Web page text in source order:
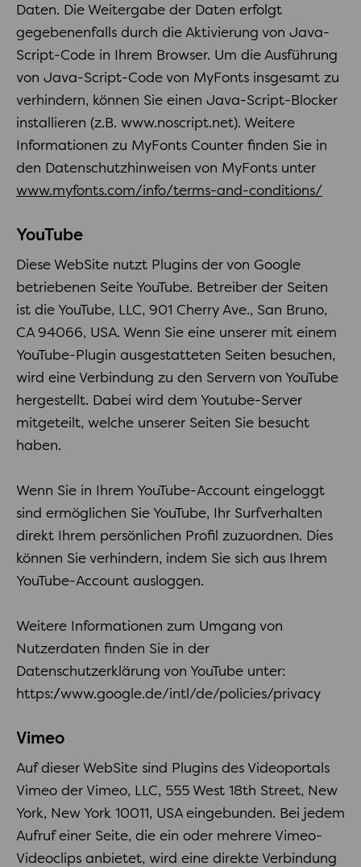
Daten. Die Weitergabe der Daten erfolgt
gegebenenfalls durch die Aktivierung von Java-
Script-Code in Ihrem Browser. Um die Ausführung
von Java-Script-Code von MyFonts insgesamt zu
verhindern, können Sie einen Java-Script-Blocker
installieren (z.B. www.noscript.net). Weitere
Informationen zu MyFonts Counter finden Sie in
den Datenschutzhinweisen von MyFonts unter
www.myfonts.com/info/terms-and-conditions/
YouTube
Diese WebSite nutzt Plugins der von Google
betriebenen Seite YouTube. Betreiber der Seiten
ist die YouTube, LLC, 901 Cherry Ave., San Bruno,
CA 94066, USA. Wenn Sie eine unserer mit einem
YouTube-Plugin ausgestatteten Seiten besuchen,
wird eine Verbindung zu den Servern von YouTube
hergestellt. Dabei wird dem Youtube-Server
mitgeteilt, welche unserer Seiten Sie besucht
haben.
Wenn Sie in Ihrem YouTube-Account eingeloggt
sind ermöglichen Sie YouTube, Ihr Surfverhalten
direkt Ihrem persönlichen Profil zuzuordnen. Dies
können Sie verhindern, indem Sie sich aus Ihrem
YouTube-Account ausloggen.
Weitere Informationen zum Umgang von
Nutzerdaten finden Sie in der
Datenschutzerklärung von YouTube unter:
https://www.google.de/intl/de/policies/privacy
Vimeo
Auf dieser WebSite sind Plugins des Videoportals
Vimeo der Vimeo, LLC, 555 West 18th Street, New
York, New York 10011, USA eingebunden. Bei jedem
Aufruf einer Seite, die ein oder mehrere Vimeo-
Videoclips anbietet, wird eine direkte Verbindung